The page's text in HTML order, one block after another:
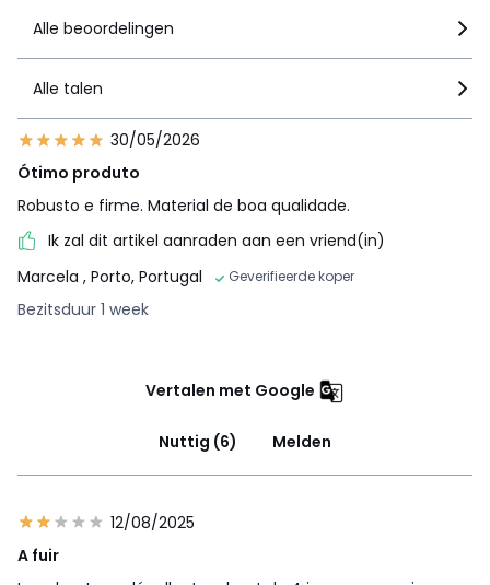
Alle beoordelingen
Alle talen
30/05/2026
Ótimo produto
Robusto e firme. Material de boa qualidade.
Ik zal dit artikel aanraden aan een vriend(in)
Marcela , Porto, Portugal Geverifieerde koper
Bezitsduur 1 week
Vertalen met Google
Nuttig (6) Melden
12/08/2025
A fuir